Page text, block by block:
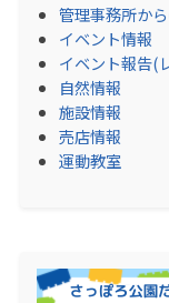
管理事務所か
イベント情報
イベント報告(
自然情報
施設情報
売店情報
運動教室